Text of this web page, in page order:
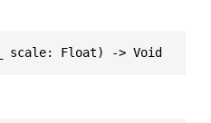
scale: Float) -> Void